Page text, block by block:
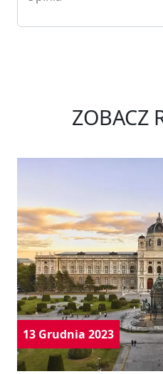
ZOBACZ
13 Grudnia 2023